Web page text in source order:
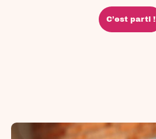
C’est parti !